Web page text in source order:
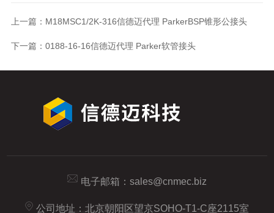
上一篇： M18MSC1/2K-316信德迈代理 ParkerBSP锥形公接头
下一篇： 0188-16-16信德迈代理 Parker软管接头
电子邮箱： sales@cnmec.biz
公司地址：北京朝阳区望京SOHO-T1-C座2115室